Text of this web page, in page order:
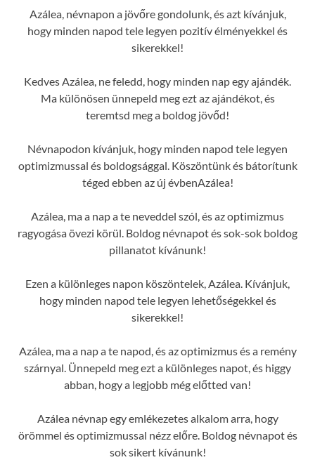
Azálea, névnapon a jövőre gondolunk, és azt kívánjuk,
hogy minden napod tele legyen pozitív élményekkel és
sikerekkel!
Kedves Azálea, ne feledd, hogy minden nap egy ajándék.
Ma különösen ünnepeld meg ezt az ajándékot, és
teremtsd meg a boldog jövőd!
Névnapodon kívánjuk, hogy minden napod tele legyen
optimizmussal és boldogsággal. Köszöntünk és bátorítunk
téged ebben az új évbenAzálea!
Azálea, ma a nap a te neveddel szól, és az optimizmus
ragyogása övezi körül. Boldog névnapot és sok-sok boldog
pillanatot kívánunk!
Ezen a különleges napon köszöntelek, Azálea. Kívánjuk,
hogy minden napod tele legyen lehetőségekkel és
sikerekkel!
Azálea, ma a nap a te napod, és az optimizmus és a remény
szárnyal. Ünnepeld meg ezt a különleges napot, és higgy
abban, hogy a legjobb még előtted van!
Azálea névnap egy emlékezetes alkalom arra, hogy
örömmel és optimizmussal nézz előre. Boldog névnapot és
sok sikert kívánunk!